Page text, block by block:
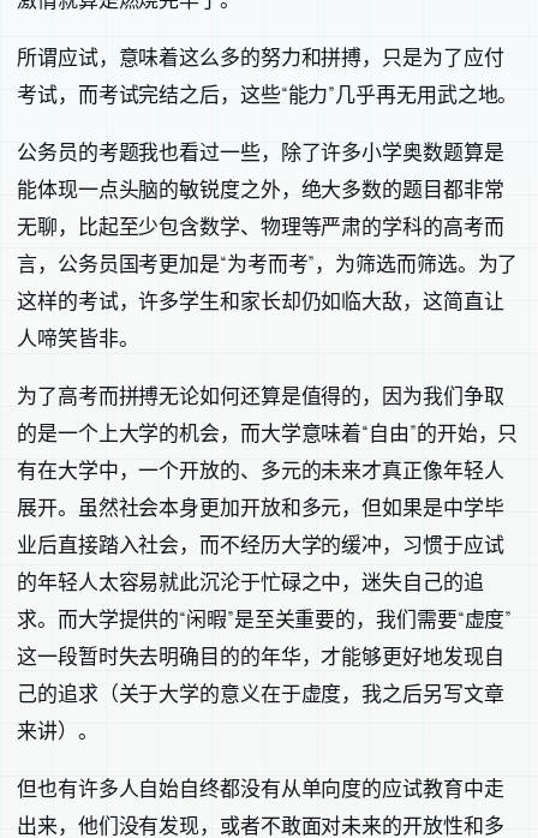
所谓应试，意味着这么多的努力和拼搏，只是为了应付
考试，而考试完结之后，这些“能力”几乎再无用武之地。
公务员的考题我也看过一些，除了许多小学奥数题算是
能体现一点头脑的敏锐度之外，绝大多数的题目都非常
无聊，比起至少包含数学、物理等严肃的学科的高考而
言，公务员国考更加是“为考而考”，为筛选而筛选。为了
这样的考试，许多学生和家长却仍如临大敌，这简直让
人啼笑皆非。
为了高考而拼搏无论如何还算是值得的，因为我们争取
的是一个上大学的机会，而大学意味着“自由”的开始，只
有在大学中，一个开放的、多元的未来才真正像年轻人
展开。虽然社会本身更加开放和多元，但如果是中学毕
业后直接踏入社会，而不经历大学的缓冲，习惯于应试
的年轻人太容易就此沉沦于忙碌之中，迷失自己的追
求。而大学提供的“闲暇”是至关重要的，我们需要“虚度”
这一段暂时失去明确目的的年华，才能够更好地发现自
己的追求（关于大学的意义在于虚度，我之后另写文章
来讲）。
但也有许多人自始自终都没有从单向度的应试教育中走
出来，他们没有发现，或者不敢面对未来的开放性和多